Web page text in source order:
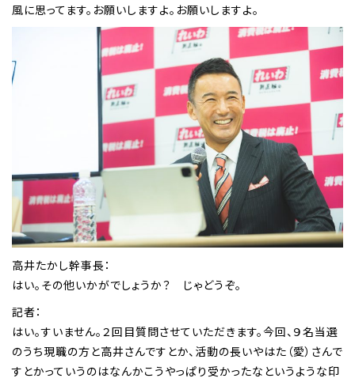
風に思ってます。お願いしますよ。お願いしますよ。
高井たかし幹事長：
はい。その他いかがでしょうか？ じゃどうぞ。
記者：
はい。すいません。２回目質問させていただきます。今回、９名当選
のうち現職の方と高井さんですとか、活動の長いやはた（愛）さんで
すとかっていうのはなんかこうやっぱり受かったなというような印